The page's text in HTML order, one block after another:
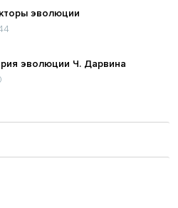
эволюции
эволюции Ч. Дарвина